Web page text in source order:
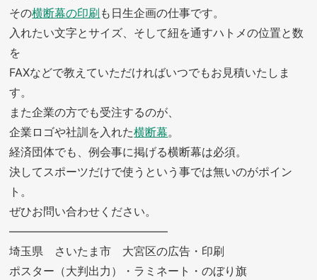
その横断幕の印刷 も日生企画の仕事です。
入れたい文字とサイズ、そして紐を通すハトメの位置と数
を
FAXなどで教えていただければいつでもお見積いたしま
す。
また企業の方でも受注するのが、
企業ロゴや社訓を入れた横断幕。
経済団体でも、例会事に掲げる横断幕は必須。
決してスポーツだけで使うという事では無いのがポイン
ト。
ぜひお問い合わせください。
——————————————
埼玉県 さいたま市 大宮区の広告・印刷
ポスター（大判出力）・ラミネート・のぼり旗